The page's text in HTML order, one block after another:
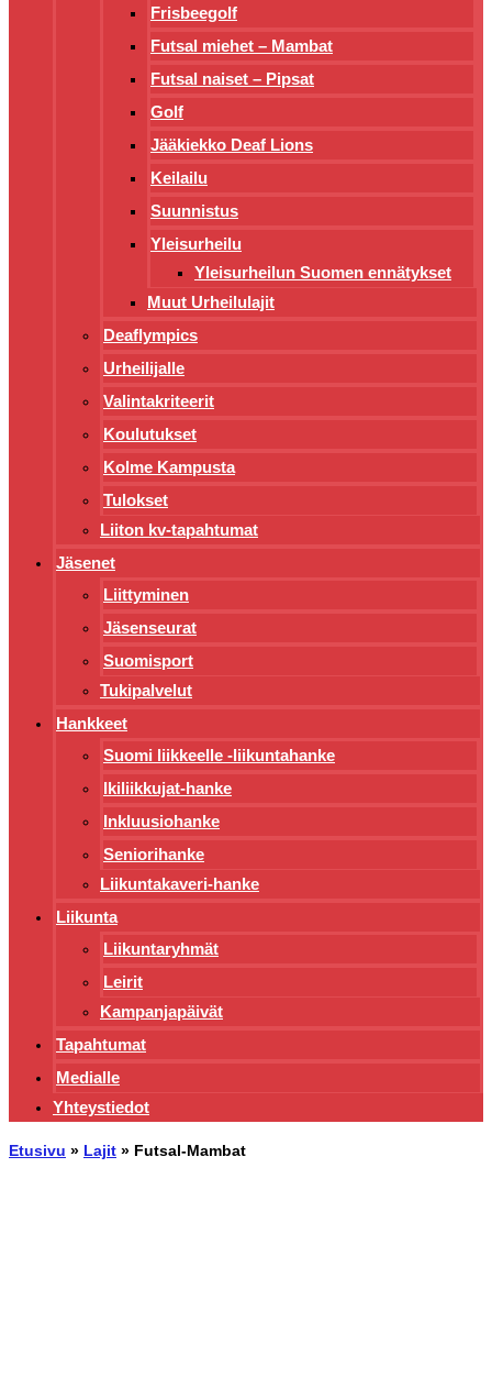
Frisbeegolf
Futsal miehet – Mambat
Futsal naiset – Pipsat
Golf
Jääkiekko Deaf Lions
Keilailu
Suunnistus
Yleisurheilu
Yleisurheilun Suomen ennätykset
Muut Urheilulajit
Deaflympics
Urheilijalle
Valintakriteerit
Koulutukset
Kolme Kampusta
Tulokset
Liiton kv-tapahtumat
Jäsenet
Liittyminen
Jäsenseurat
Suomisport
Tukipalvelut
Hankkeet
Suomi liikkeelle -liikuntahanke
Ikiliikkujat-hanke
Inkluusiohanke
Seniorihanke
Liikuntakaveri-hanke
Liikunta
Liikuntaryhmät
Leirit
Kampanjapäivät
Tapahtumat
Medialle
Yhteystiedot
Etusivu » Lajit » Futsal-Mambat